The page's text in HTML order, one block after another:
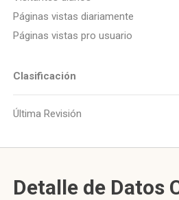
Páginas vistas diariamente
Páginas vistas pro usuario
Clasificación
Última Revisión
Detalle de Datos